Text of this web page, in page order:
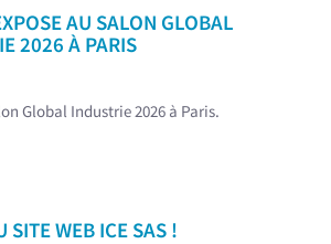
AU SALON GLOBAL
2026 À PARIS
Global Industrie 2026 à Paris.
SITE WEB ICE SAS !